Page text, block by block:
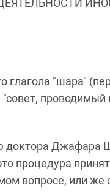
глагола "шара"
"совет,
Джафара
процедура
вопросе, или же